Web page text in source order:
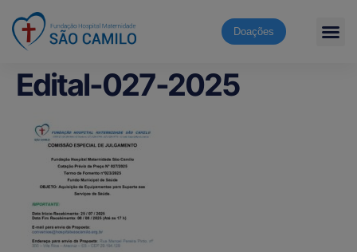
Doações
Edital-027-2025